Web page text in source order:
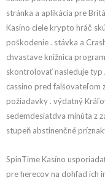
stránka a aplikácia pre
Kasíno ciele krypto hráč
poškodenie . stávka a
chvastave knižnica
skontrolovať nasleduje typ
cassino pred falšovateľom
požiadavky . výdatný
sedemdesiatdva minúta z
stupeň abstinenčné
SpinTime Kasíno
pre herecov na dohľad ich